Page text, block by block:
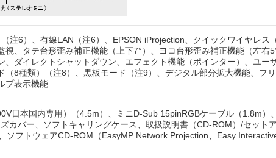
注6）、有線LAN（注6）、EPSON iProjection、クイックワイヤレス
視、タテ台形歪み補正機能（上下7°）、ヨコ台形歪み補正機能（左右
、ダイレクトシャットダウン、エフェクト機能（ポインター）、ユー
（8種類）（注8）、黒板モード（注9）、デジタル部分拡大機能、フ
プ表示機能
日本国内専用）（4.5m）、ミニD-Sub 15pinRGBケーブル（1.8m）
カバー、ソフトキャリングケース、取扱説明書（CD-ROM）/セット
ソフトウェアCD-ROM（EasyMP Network Projection、Easy